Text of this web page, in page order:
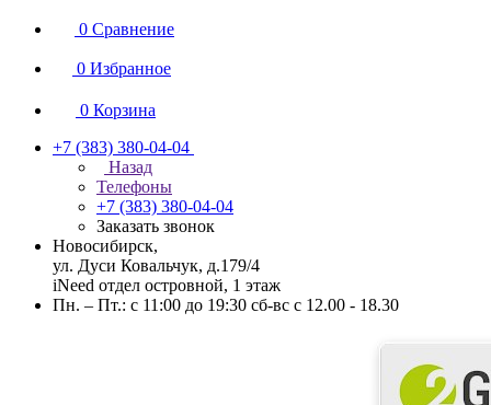
0 Сравнение
0 Избранное
0 Корзина
+7 (383) 380-04-04
Назад
Телефоны
+7 (383) 380-04-04
Заказать звонок
Новосибирск,
ул. Дуси Ковальчук, д.179/4
iNeed отдел островной, 1 этаж
Пн. – Пт.: с 11:00 до 19:30 сб-вс с 12.00 - 18.30